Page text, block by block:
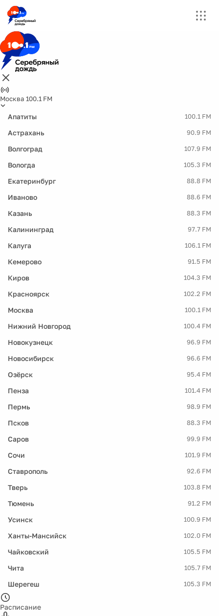
Москва 100.1 FM
Апатиты 100.1 FM
Астрахань 90.9 FM
Волгоград 107.9 FM
Вологда 105.3 FM
Екатеринбург 88.8 FM
Иваново 88.6 FM
Казань 88.3 FM
Калининград 97.7 FM
Калуга 106.1 FM
Кемерово 91.5 FM
Киров 104.3 FM
Красноярск 102.2 FM
Москва 100.1 FM
Нижний Новгород 100.4 FM
Новокузнецк 96.9 FM
Новосибирск 96.6 FM
Озёрск 95.4 FM
Пенза 101.4 FM
Пермь 98.9 FM
Псков 88.3 FM
Саров 99.9 FM
Сочи 101.9 FM
Ставрополь 92.6 FM
Тверь 103.8 FM
Тюмень 91.2 FM
Усинск 100.9 FM
Ханты-Мансийск 102.0 FM
Чайковский 105.5 FM
Чита 105.7 FM
Шерегеш 105.3 FM
Расписание